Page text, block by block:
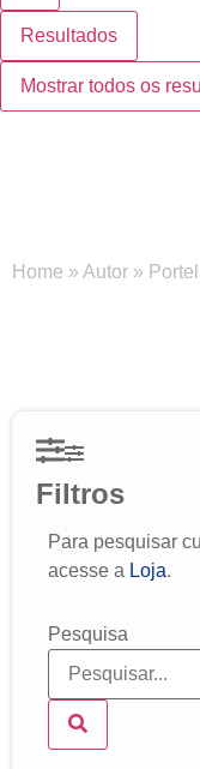
Resultados
Mostrar todos os
Home » Autor »
Filtros
Para pesquisar
acesse a Loja.
Pesquisa